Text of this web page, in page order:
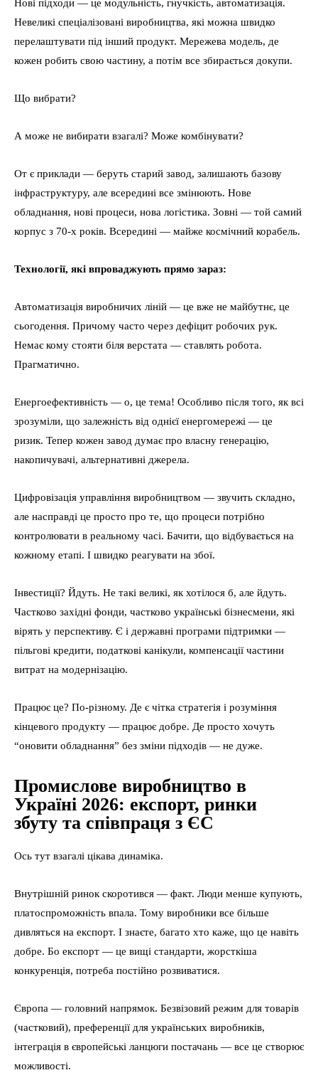
Нові підходи — це модульність, гнучкість, автоматизація.
Невеликі спеціалізовані виробництва, які можна швидко
перелаштувати під інший продукт. Мережева модель, де
кожен робить свою частину, а потім все збирається докупи.
Що вибрати?
А може не вибирати взагалі? Може комбінувати?
От є приклади — беруть старий завод, залишають базову
інфраструктуру, але всередині все змінюють. Нове
обладнання, нові процеси, нова логістика. Зовні — той самий
корпус з 70-х років. Всередині — майже космічний корабель.
Технології, які впроваджують прямо зараз:
Автоматизація виробничих ліній — це вже не майбутнє, це
сьогодення. Причому часто через дефіцит робочих рук.
Немає кому стояти біля верстата — ставлять робота.
Прагматично.
Енергоефективність — о, це тема! Особливо після того, як всі
зрозуміли, що залежність від однієї енергомережі — це
ризик. Тепер кожен завод думає про власну генерацію,
накопичувачі, альтернативні джерела.
Цифровізація управління виробництвом — звучить складно,
але насправді це просто про те, що процеси потрібно
контролювати в реальному часі. Бачити, що відбувається на
кожному етапі. І швидко реагувати на збої.
Інвестиції? Йдуть. Не такі великі, як хотілося б, але йдуть.
Частково західні фонди, частково українські бізнесмени, які
вірять у перспективу. Є і державні програми підтримки —
пільгові кредити, податкові канікули, компенсації частини
витрат на модернізацію.
Працює це? По-різному. Де є чітка стратегія і розуміння
кінцевого продукту — працює добре. Де просто хочуть
“оновити обладнання” без зміни підходів — не дуже.
Промислове виробництво в
Україні 2026: експорт, ринки
збуту та співпраця з ЄС
Ось тут взагалі цікава динаміка.
Внутрішній ринок скоротився — факт. Люди менше купують,
платоспроможність впала. Тому виробники все більше
дивляться на експорт. І знаєте, багато хто каже, що це навіть
добре. Бо експорт — це вищі стандарти, жорсткіша
конкуренція, потреба постійно розвиватися.
Європа — головний напрямок. Безвізовий режим для товарів
(частковий), преференції для українських виробників,
інтеграція в європейські ланцюги постачань — все це створює
можливості.